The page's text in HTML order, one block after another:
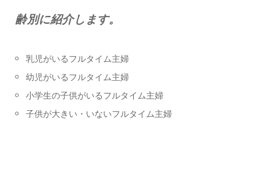
齢別に紹介します。
乳児がいるフルタイム主婦
幼児がいるフルタイム主婦
小学生の子供がいるフルタイム主婦
子供が大きい・いないフルタイム主婦